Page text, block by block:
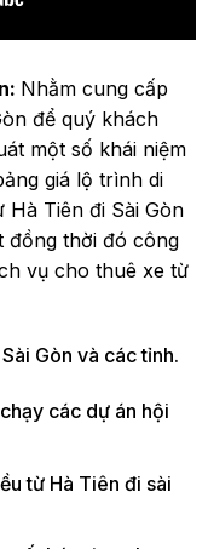
Nhằm cung cấp
để quý khách
một số khái niệm
giá lộ trình di
Tiên đi Sài Gòn
đồng thời đó công
vụ cho thuê xe từ
Gòn và các tỉnh.
các dự án hội
từ Hà Tiên đi sài